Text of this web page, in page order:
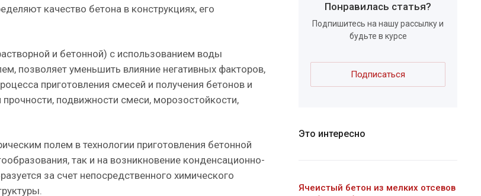
качество бетона в конструкциях, его
и бетонной) с использованием воды
позволяет уменьшить влияние негативных факторов,
приготовления смесей и получения бетонов и
подвижности смеси, морозостойкости,
полем в технологии приготовления бетонной
так и на возникновение конденсационно-
за счет непосредственного химического
Понравилась статья?
Подпишитесь на нашу рассылку и
будьте в курсе
Подписаться
Это интересно
Ячеистый бетон из мелких отсевов